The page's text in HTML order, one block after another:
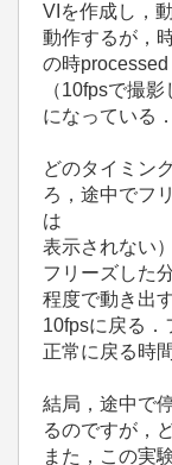
VIを作成し，
動作するが，
の時processed
（10fpsで撮
になっている．
どのタイミン
ろ，途中でフ
は
表示されない
フリーズした
程度で動き出
10fpsに戻る．
正常に戻る時
結局，途中で
るのですが，
また，この実